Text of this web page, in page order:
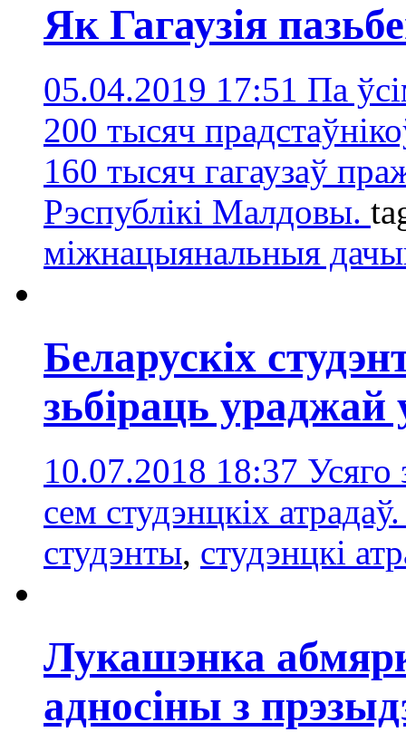
Як Гагаузія
05.04.2019 17:51 Па
200 тысяч
160 тысяч гагаузаў
Рэспублікі Малдовы.
міжнацыянальныя
Беларускіх
зьбіраць
10.07.2018 18:37 Усяго
сем студэнцкіх
студэнты, студэнцкі
Лукашэнка
адносіны з